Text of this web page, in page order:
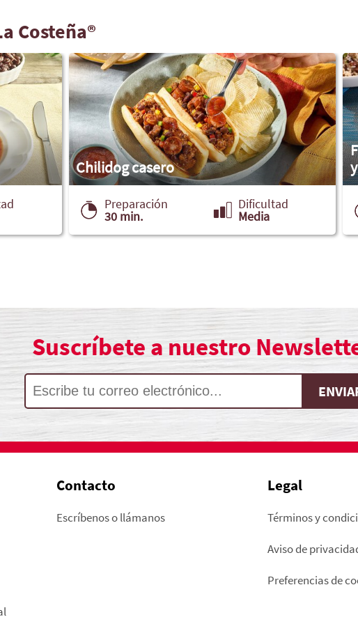
Costeña®
Chilidog casero
Preparación
30 min.
Dificultad
Media
Suscríbete a nuestro
Contacto
Escríbenos o llámanos
Legal
Términos y
Aviso de
Preferencias de